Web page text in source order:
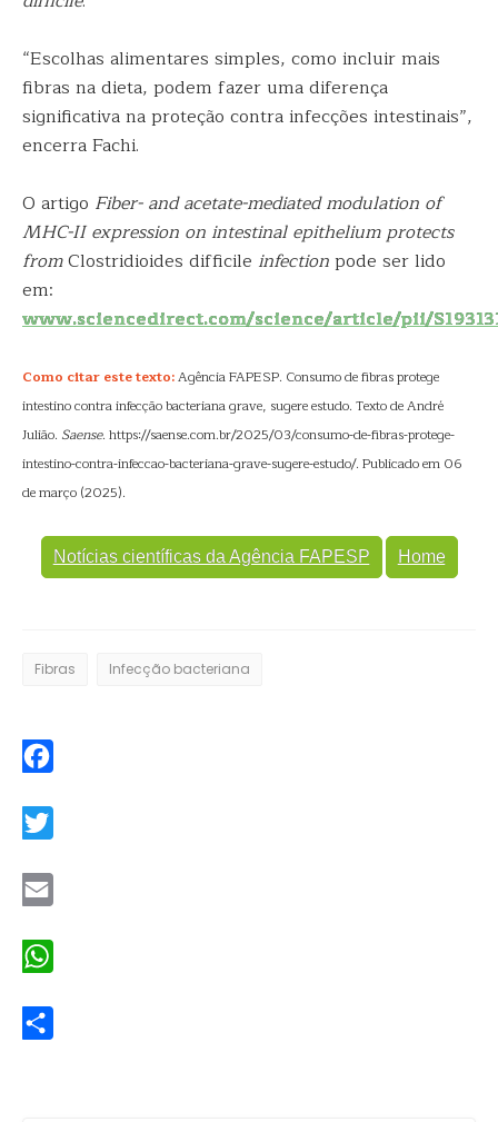
“Escolhas alimentares simples, como incluir mais
fibras na dieta, podem fazer uma diferença
significativa na proteção contra infecções intestinais”,
encerra Fachi.
O artigo Fiber- and acetate-mediated modulation of
MHC-II expression on intestinal epithelium protects
fromClostridioides difficile infectionpode ser lido
em:
www.sciencedirect.com/science/article/pii/
Como citar este texto:Agência FAPESP. Consumo de fibras protege
intestino contra infecção bacteriana grave, sugere estudo. Texto de André
Julião. Saense. https://saense.com.br/2025/03/consumo-de-fibras-protege-
intestino-contra-infeccao-bacteriana-grave-sugere-estudo/. Publicado em 06
de março (2025).
Notícias científicas da Agência FAPESP Home
Fibras Infecção bacteriana